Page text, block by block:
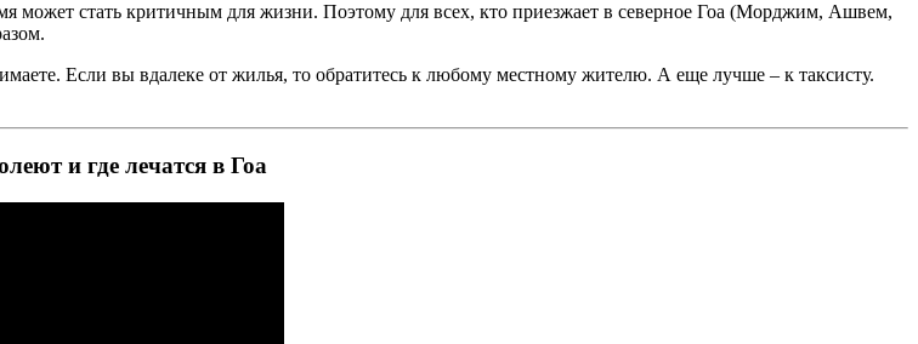
может стать критичным для жизни. Поэтому для всех, кто приезжает в северное Гоа (Морджим, Ашвем,
Если вы вдалеке от жилья, то обратитесь к любому местному жителю. А еще лучше – к таксисту.
и где лечатся в Гоа